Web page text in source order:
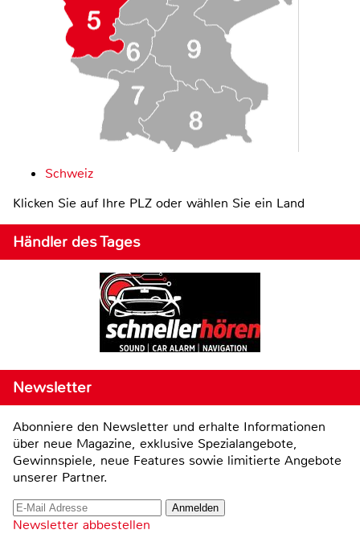
Schweiz
Klicken Sie auf Ihre PLZ oder wählen Sie ein Land
Händler des Tages
Newsletter
Abonniere den Newsletter und erhalte Informationen
über neue Magazine, exklusive Spezialangebote,
Gewinnspiele, neue Features sowie limitierte Angebote
unserer Partner.
Newsletter abbestellen